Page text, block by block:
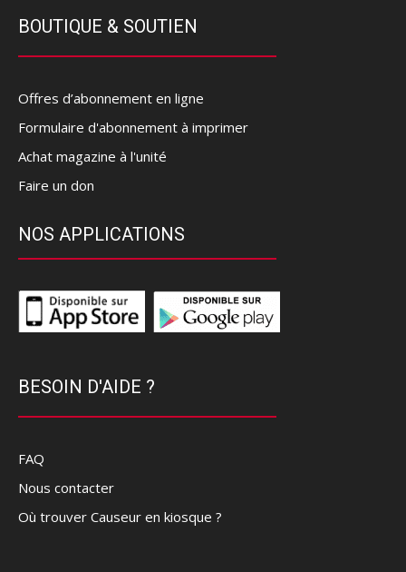
BOUTIQUE & SOUTIEN
Offres d’abonnement en ligne
Formulaire d'abonnement à imprimer
Achat magazine à l'unité
Faire un don
NOS APPLICATIONS
BESOIN D'AIDE ?
FAQ
Nous contacter
Où trouver Causeur en kiosque ?